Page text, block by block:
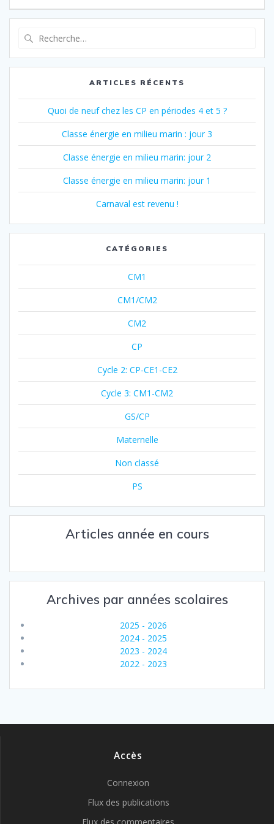
de
l’article
:
ARTICLES RÉCENTS
Quoi de neuf chez les CP en périodes 4 et 5 ?
Classe énergie en milieu marin : jour 3
Classe énergie en milieu marin: jour 2
Classe énergie en milieu marin: jour 1
Carnaval est revenu !
CATÉGORIES
CM1
CM1/CM2
CM2
CP
Cycle 2: CP-CE1-CE2
Cycle 3: CM1-CM2
GS/CP
Maternelle
Non classé
PS
Articles année en cours
Archives par années scolaires
2025 - 2026
2024 - 2025
2023 - 2024
2022 - 2023
Accès
Connexion
Flux des publications